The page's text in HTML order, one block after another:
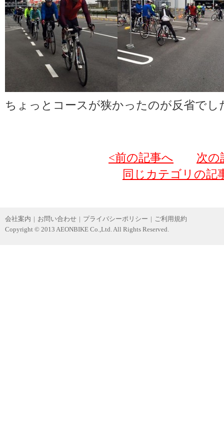
ちょっとコースが狭かったのが反省でし
<前の記事へ
次の
同じカテゴリの記
会社案内 | お問い合わせ | プライバシーポリシー | ご利用規約
Copyright © 2013 AEONBIKE Co.,Ltd. All Rights Reserved.